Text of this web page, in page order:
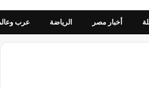
أخبار مصر الرياضة عرب